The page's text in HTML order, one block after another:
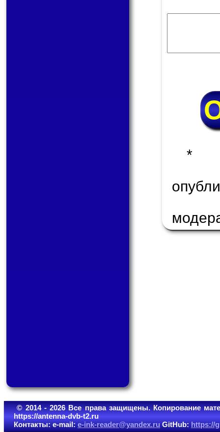
*
© 2014 - 2026 Все права защищены. Копирование
https://antenna-dvb-t2.ru
Контакты: e-mail:e-ink-reader@yandex.ruGitHub:https://